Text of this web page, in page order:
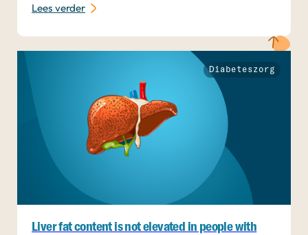
Lees verder
Diabeteszorg
Liver fat content is not elevated in people with